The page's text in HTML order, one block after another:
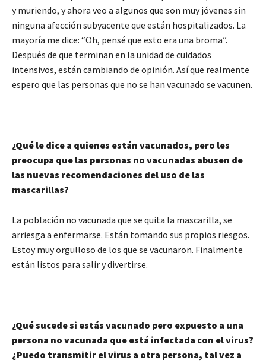
y muriendo, y ahora veo a algunos que son muy jóvenes sin
ninguna afección subyacente que están hospitalizados. La
mayoría me dice: “Oh, pensé que esto era una broma”.
Después de que terminan en la unidad de cuidados
intensivos, están cambiando de opinión. Así que realmente
espero que las personas que no se han vacunado se vacunen.
¿Qué le dice a quienes están vacunados, pero les
preocupa que las personas no vacunadas abusen de
las nuevas recomendaciones del uso de las
mascarillas?
La población no vacunada que se quita la mascarilla, se
arriesga a enfermarse. Están tomando sus propios riesgos.
Estoy muy orgulloso de los que se vacunaron. Finalmente
están listos para salir y divertirse.
¿Qué sucede si estás vacunado pero expuesto a una
persona no vacunada que está infectada con el virus?
¿Puedo transmitir el virus a otra persona, tal vez a